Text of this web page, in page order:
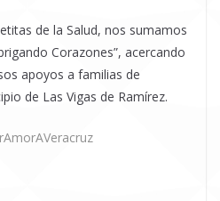
de la Salud, nos sumamos
Corazones”, acercando
apoyos a familias de
de Las Vigas de Ramírez.